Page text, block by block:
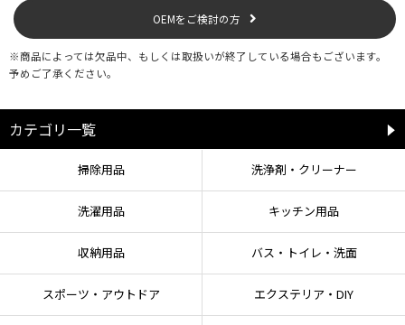
OEMをご検討の方
※商品によっては欠品中、もしくは取扱いが終了している場合もございます。
予めご了承ください。
カテゴリ一覧
掃除用品 洗浄剤・クリーナー
洗濯用品 キッチン用品
収納用品 バス・トイレ・洗面
スポーツ・アウトドア エクステリア・DIY